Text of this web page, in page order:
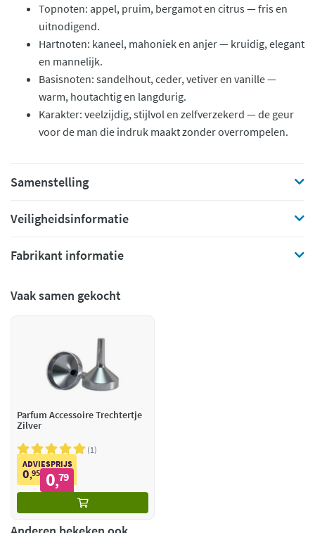
Topnoten: appel, pruim, bergamot en citrus — fris en
uitnodigend.
Hartnoten: kaneel, mahoniek en anjer — kruidig, elegant
en mannelijk.
Basisnoten: sandelhout, ceder, vetiver en vanille —
warm, houtachtig en langdurig.
Karakter: veelzijdig, stijlvol en zelfverzekerd — de geur
voor de man die indruk maakt zonder overrompelen.
Samenstelling
Veiligheidsinformatie
Fabrikant informatie
Vaak samen gekocht
Parfum Accessoire Trechtertje
Zilver
1
ADVIESPRIJS
0,95 0,79